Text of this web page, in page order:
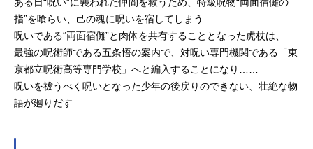
ある日“呪い”に襲われた仲間を救うため、特級呪物“両面宿儺の
指”を喰らい、己の魂に呪いを宿してしまう
呪いである“両面宿儺”と肉体を共有することとなった虎杖は、
最強の呪術師である五条悟の案内で、対呪い専門機関である「東
京都立呪術高等専門学校」へと編入することになり……
呪いを祓うべく呪いとなった少年の後戻りのできない、壮絶な物
語が廻りだす―